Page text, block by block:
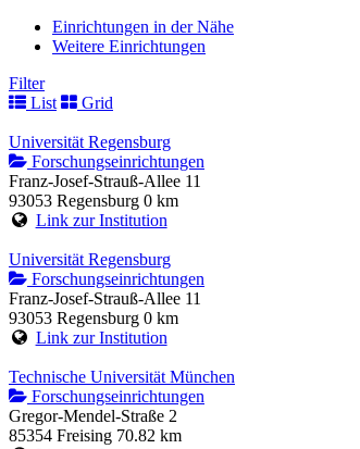
Einrichtungen in der Nähe
Weitere Einrichtungen
Filter
List
Grid
Universität Regensburg
Forschungseinrichtungen
Franz-Josef-Strauß-Allee 11
93053 Regensburg 0 km
Link zur Institution
Universität Regensburg
Forschungseinrichtungen
Franz-Josef-Strauß-Allee 11
93053 Regensburg 0 km
Link zur Institution
Technische Universität München
Forschungseinrichtungen
Gregor-Mendel-Straße 2
85354 Freising 70.82 km